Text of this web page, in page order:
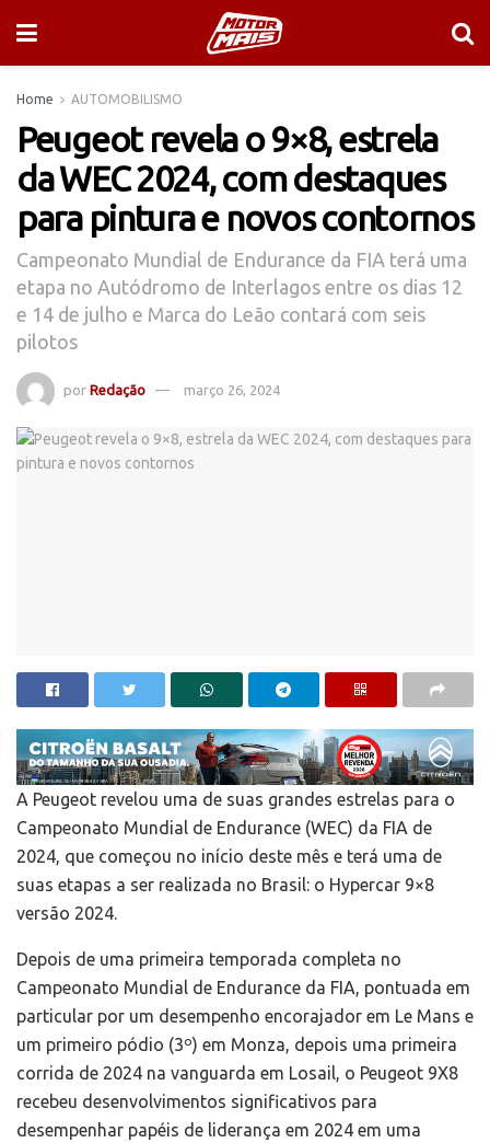
Home AUTOMOBILISMO
Peugeot revela o 9×8, estrela
da WEC 2024, com destaques
para pintura e novos contornos
Campeonato Mundial de Endurance da FIA terá uma
etapa no Autódromo de Interlagos entre os dias 12
e 14 de julho e Marca do Leão contará com seis
pilotos
por Redação março 26, 2024
A Peugeot revelou uma de suas grandes estrelas para o
Campeonato Mundial de Endurance (WEC) da FIA de
2024, que começou no início deste mês e terá uma de
suas etapas a ser realizada no Brasil: o Hypercar 9×8
versão 2024.
Depois de uma primeira temporada completa no
Campeonato Mundial de Endurance da FIA, pontuada em
particular por um desempenho encorajador em Le Mans e
um primeiro pódio (3º) em Monza, depois uma primeira
corrida de 2024 na vanguarda em Losail, o Peugeot 9X8
recebeu desenvolvimentos significativos para
desempenhar papéis de liderança em 2024 em uma